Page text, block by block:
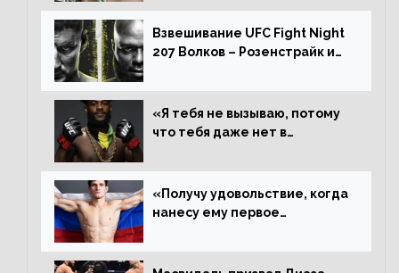
Алджамейн определенно
выиграл»
Взвешивание UFC Fight Night
207 Волков – Розенстрайк и
«Я тебя не вызываю, потому
что тебя даже нет в
пауза», сообщает Стерлинг
ответил Сехудо
«Получу удовольствие, когда
нанесу ему первое
Иге – про бой с Евлоевым